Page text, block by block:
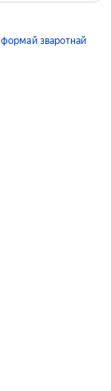
формай зваротнай